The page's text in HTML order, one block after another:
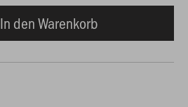
In den Warenkorb